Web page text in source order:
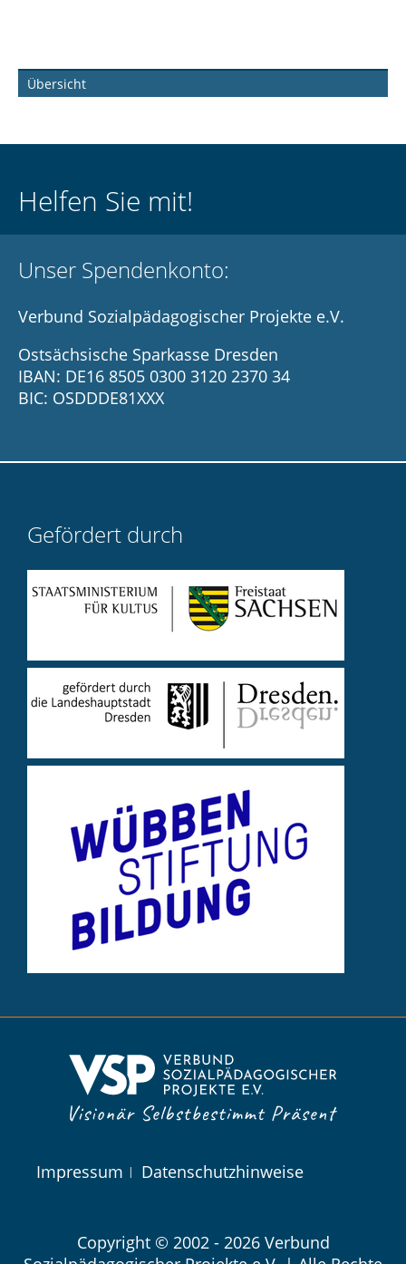
Navigation
überspringen
Übersicht
Helfen Sie mit!
Unser Spendenkonto:
Verbund Sozialpädagogischer Projekte e.V.
Ostsächsische Sparkasse Dresden
IBAN: DE16 8505 0300 3120 2370 34
BIC: OSDDDE81XXX
Gefördert durch
überspringen
Impressum Datenschutzhinweise
Copyright © 2002 - 2026 Verbund